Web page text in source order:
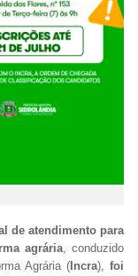
de atendimento para
agrária, conduzido
Agrária (Incra),foi